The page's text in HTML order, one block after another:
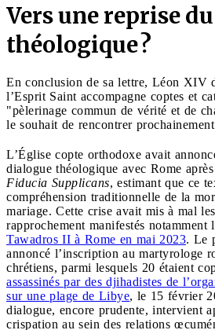
Vers une reprise
théologique ?
En conclusion de sa lettre, Léon XIV
l’Esprit Saint accompagne coptes et
"pèlerinage commun de vérité et de
le souhait de rencontrer
L’Église copte orthodoxe avait
dialogue théologique avec Rome
Fiducia Supplicans, estimant que ce
compréhension traditionnelle de la
mariage. Cette crise avait mis à mal
rapprochement manifestés notamment
Tawadros II à Rome en mai 2023. Le
annoncé l’inscription au martyrologe
chrétiens, parmi lesquels 20 étaient
assassinés par des djihadistes de
sur une plage de Libye, le 15 février
dialogue, encore prudente, intervient
crispation au sein des relations